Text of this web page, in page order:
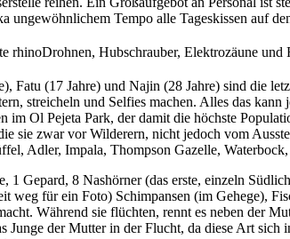
ungewöhnlichem Tempo alle Tageskissen auf
Drohnen, Hubschrauber, Elektrozäune und
Fatu (17 Jahre) und Najin (28 Jahre) sind die
streicheln und Selfies machen. Alles das
im Ol Pejeta Park, der damit die höchste
sie zwar vor Wilderern, nicht jedoch vom
Adler, Impala, Thompson Gazelle,
1 Gepard, 8 Nashörner (das erste, einzeln
weg für ein Foto) Schimpansen (im Gehege),
Während sie flüchten, rennt es neben der
Junge der Mutter in der Flucht, da diese Art